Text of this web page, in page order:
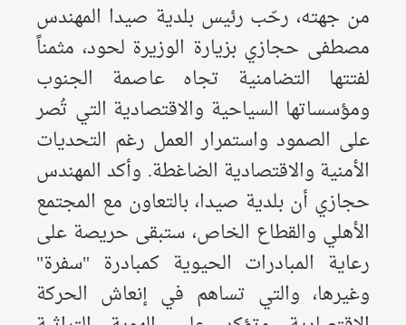
​من جهته، رحّب رئيس بلدية صيدا المهندس
مصطفى حجازي بزيارة الوزيرة لحود، مثمناً
لفتتها التضامنية تجاه عاصمة الجنوب
ومؤسساتها السياحية والاقتصادية التي تُصر
على الصمود واستمرار العمل رغم التحديات
الأمنية والاقتصادية الضاغطة. ​وأكد المهندس
حجازي أن بلدية صيدا، بالتعاون مع المجتمع
الأهلي والقطاع الخاص، ستبقى حريصة على
رعاية المبادرات الحيوية كمبادرة "سفرة"
وغيرها، والتي تساهم في إنعاش الحركة